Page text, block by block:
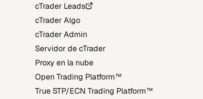
cTrader Leads
cTrader Algo
cTrader Admin
Servidor de cTrader
Proxy en la nube
Open Trading Platform‎™‎
True STP/ECN Trading Platform‎™‎